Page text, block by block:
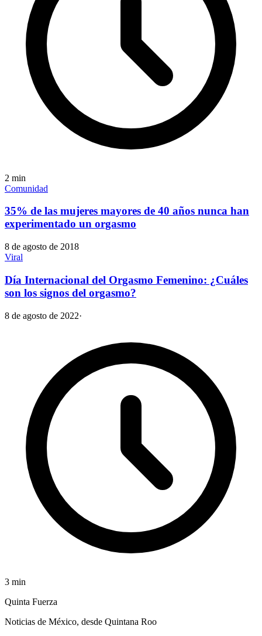
2 min
Comunidad
35% de las mujeres mayores de 40 años nunca han
experimentado un orgasmo
8 de agosto de 2018
Viral
Día Internacional del Orgasmo Femenino: ¿Cuáles
son los signos del orgasmo?
8 de agosto de 2022·
3 min
Quinta Fuerza
Noticias de México, desde Quintana Roo